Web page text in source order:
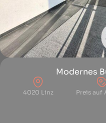
Modernes
4020 Linz Preis auf